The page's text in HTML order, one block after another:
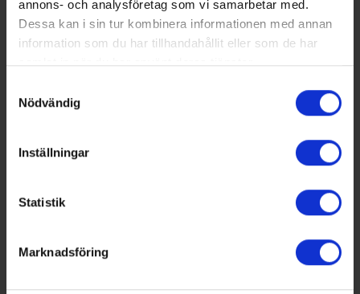
annons- och analysföretag som vi samarbetar med.
Dessa kan i sin tur kombinera informationen med annan
information som du har tillhandahållit eller som de har
samlat in när du har använt deras tjänster.
Nödvändig
Inställningar
Statistik
Marknadsföring
examensarbeten som branschen valt till vinnare.